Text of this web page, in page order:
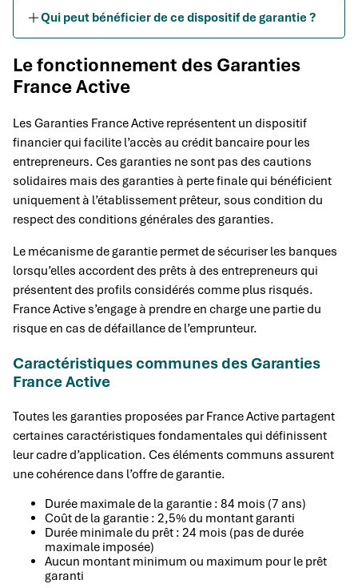
Qui peut bénéficier de ce dispositif de garantie ?
Le fonctionnement des Garanties
France Active
Les Garanties France Active représentent un dispositif
financier qui facilite l’accès au crédit bancaire pour les
entrepreneurs. Ces garanties ne sont pas des cautions
solidaires mais des garanties à perte finale qui bénéficient
uniquement à l’établissement prêteur, sous condition du
respect des conditions générales des garanties.
Le mécanisme de garantie permet de sécuriser les banques
lorsqu’elles accordent des prêts à des entrepreneurs qui
présentent des profils considérés comme plus risqués.
France Active s’engage à prendre en charge une partie du
risque en cas de défaillance de l’emprunteur.
Caractéristiques communes des Garanties
France Active
Toutes les garanties proposées par France Active partagent
certaines caractéristiques fondamentales qui définissent
leur cadre d’application. Ces éléments communs assurent
une cohérence dans l’offre de garantie.
Durée maximale de la garantie : 84 mois (7 ans)
Coût de la garantie : 2,5% du montant garanti
Durée minimale du prêt : 24 mois (pas de durée
maximale imposée)
Aucun montant minimum ou maximum pour le prêt
garanti